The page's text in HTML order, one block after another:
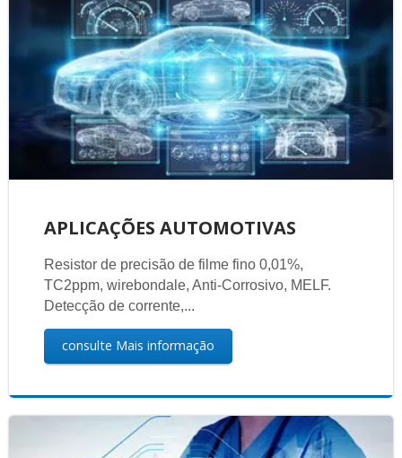
APLICAÇÕES AUTOMOTIVAS
Resistor de precisão de filme fino 0,01%,
TC2ppm, wirebondale, Anti-Corrosivo, MELF.
Detecção de corrente,...
consulte Mais informação